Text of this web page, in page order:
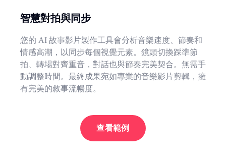
智慧對拍與同步
您的 AI 故事影片製作工具會分析音樂速度、節奏和
情感高潮，以同步每個視覺元素。鏡頭切換踩準節
拍、轉場對齊重音，對話也與節奏完美契合。無需手
動調整時間。最終成果宛如專業的音樂影片剪輯，擁
有完美的敘事流暢度。
查看範例